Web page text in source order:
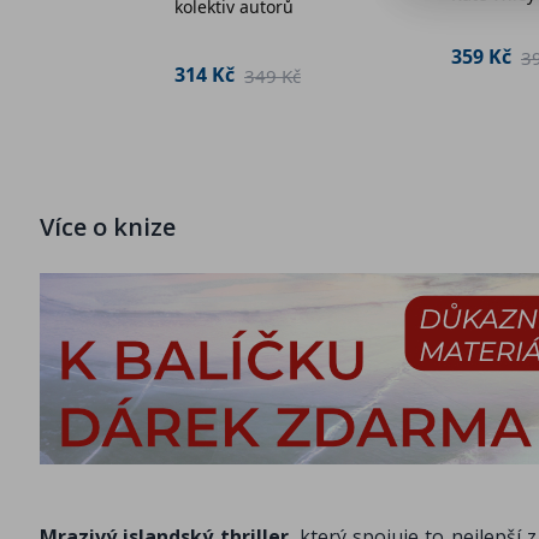
kolektiv autorů
314 Kč 349 Kč
359 Kč
Více o knize